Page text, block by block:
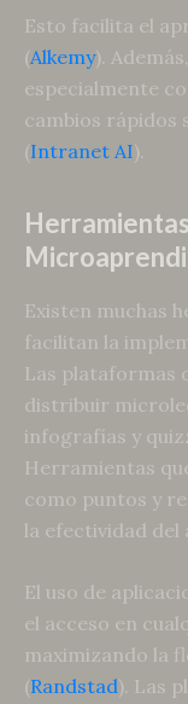
Esto facilita el
(Alkemy).
especialmente
cambios rápidos
(Intranet AI).
Existen muchas
facilitan la
Las plataformas
distribuir
infografías y
Herramientas
como puntos y
la efectividad del
El uso de
el acceso en
maximizando la
(Randstad). Las